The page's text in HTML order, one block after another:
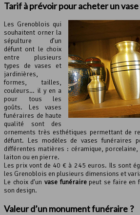
Tarif à prévoir pour acheter un
Les Grenoblois qui
souhaitent orner la
sépulture d’un
défunt ont le choix
entre plusieurs
types de vases et
jardinières,
formes, tailles,
couleurs… il y en a
pour tous les
goûts. Les vases
funéraires de haute
qualité sont des
ornements très esthétiques permettant de
défunt. Les modèles de vases funéraires
différentes matières : céramique,
laiton ou en pierre.
Les prix vont de 40 € à 245 euros. Ils sont
les Grenoblois en plusieurs dimensions et
Le choix d’un vase funérairepeut se faire en
son design.
Valeur d’un monument funéraire ?